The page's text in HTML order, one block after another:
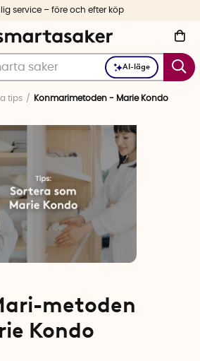
AI-läge
service – före och efter köp
tips Konmarimetoden - Marie Kondo
metoden
Kondo